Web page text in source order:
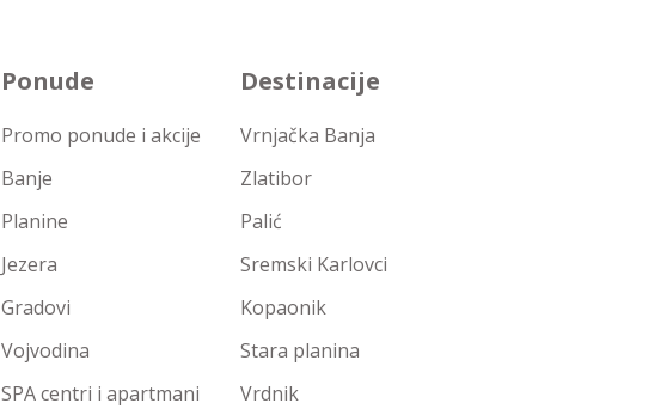
Ponude
Promo ponude i akcije
Banje
Planine
Jezera
Gradovi
Vojvodina
SPA centri i apartmani
Destinacije
Vrnjačka Banja
Zlatibor
Palić
Sremski Karlovci
Kopaonik
Stara planina
Vrdnik